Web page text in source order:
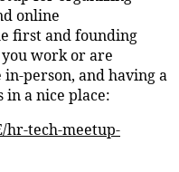
online
first and founding
work or are
person, and having a
a nice place:
hr-tech-meetup-